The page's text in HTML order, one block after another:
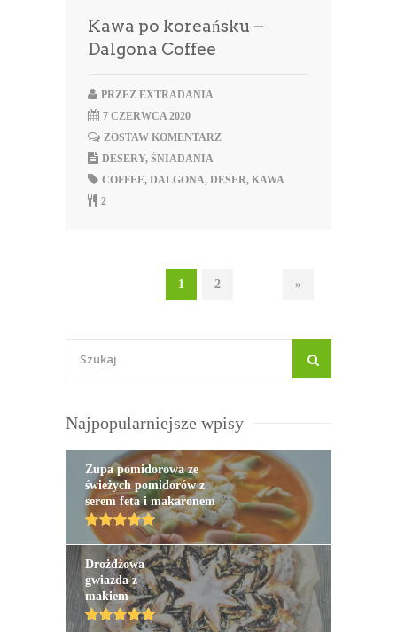
Kawa po koreańsku –
Dalgona Coffee
PRZEZ EXTRADANIA
7 CZERWCA 2020
ZOSTAW KOMENTARZ
DESERY, ŚNIADANIA
COFFEE, DALGONA, DESER, KAWA
2
1 2 »
Najpopularniejsze wpisy
Zupa pomidorowa ze
świeżych pomidorów z
serem feta i makaronem
Drożdżowa
gwiazda z
makiem